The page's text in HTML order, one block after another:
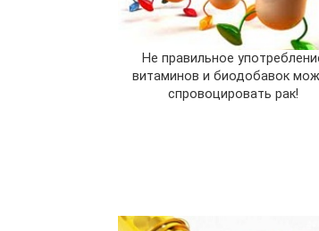
Не правильное
витаминов и биодобавок
спровоцировать рак!